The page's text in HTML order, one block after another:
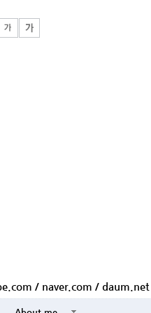
/ naver.com / daum.net